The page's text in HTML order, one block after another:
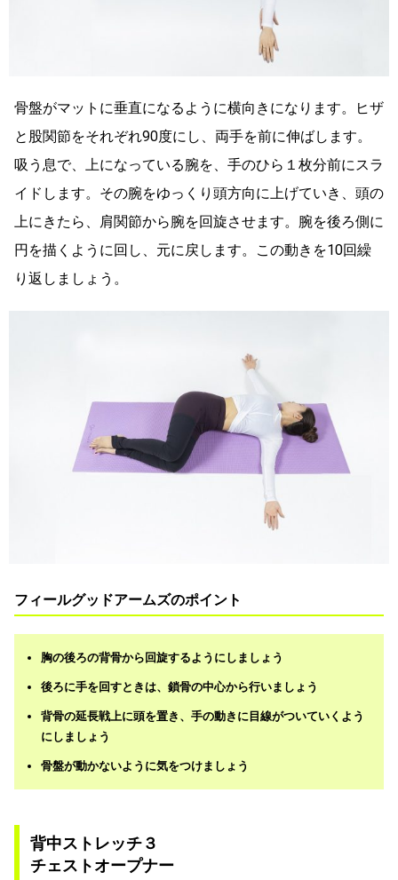
骨盤がマットに垂直になるように横向きになります。ヒザ
と股関節をそれぞれ90度にし、両手を前に伸ばします。
吸う息で、上になっている腕を、手のひら１枚分前にスラ
イドします。その腕をゆっくり頭方向に上げていき、頭の
上にきたら、肩関節から腕を回旋させます。腕を後ろ側に
円を描くように回し、元に戻します。この動きを10回繰
り返しましょう。
フィールグッドアームズのポイント
胸の後ろの背骨から回旋するようにしましょう
後ろに手を回すときは、鎖骨の中心から行いましょう
背骨の延長戦上に頭を置き、手の動きに目線がついていくよう
にしましょう
骨盤が動かないように気をつけましょう
背中ストレッチ３
チェストオープナー